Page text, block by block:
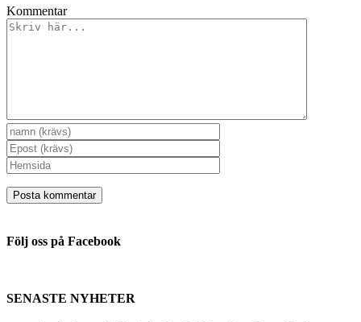
Kommentar
Följ oss på Facebook
SENASTE NYHETER